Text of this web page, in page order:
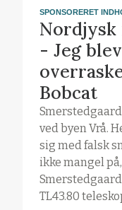
SPONSORERET
- Jeg
Bobcat
ved byen Vrå.
sig med falsk
ikke mangel
TL43.80